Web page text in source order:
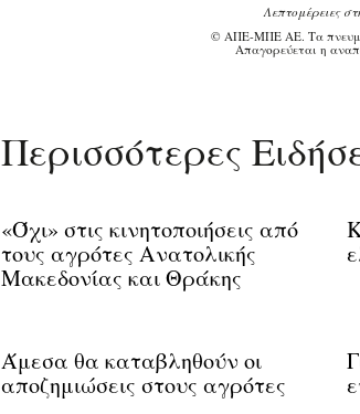
Λεπτομέρειες
© ΑΠΕ-ΜΠΕ ΑΕ. Τα
Απαγορεύεται η
Περισσότερες
«Όχι» στις κινητοποιήσεις από
τους αγρότες Ανατολικής
Μακεδονίας και Θράκης
Άμεσα θα καταβληθούν οι
αποζημιώσεις στους αγρότες